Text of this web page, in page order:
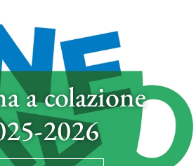
a colazione
2026